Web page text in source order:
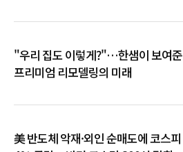
"우리 집도 이렇게?"…한샘이 보여준
프리미엄 리모델링의 미래
美 반도체 악재·외인 순매도에 코스피